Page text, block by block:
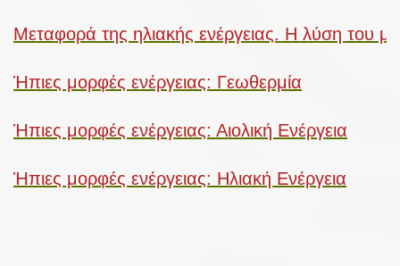
Μεταφορά της ηλιακής ενέργειας. Η λύση του
Ήπιες μορφές ενέργειας: Γεωθερμία
Ήπιες μορφές ενέργειας: Αιολική Ενέργεια
Ήπιες μορφές ενέργειας: Ηλιακή Ενέργεια